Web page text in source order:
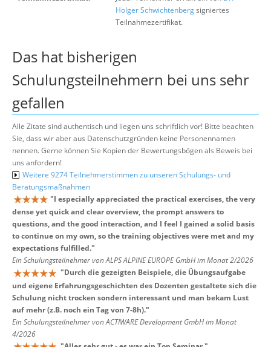
Holger Schwichtenbergsigniertes
Teilnahmezertifikat.
Das hat bisherigen
Schulungsteilnehmern bei uns sehr
gefallen
Alle Zitate sind authentisch und liegen uns schriftlich vor! Bitte beachten
Sie, dass wir aber aus Datenschutzgründen keine Personennamen
nennen. Gerne können Sie Kopien der Bewertungsbögen als Beweis bei
uns anfordern!
Weitere 9274 Teilnehmerstimmen zu unseren Schulungs- und
Beratungsmaßnahmen
"I especially appreciated the practical exercises, the very
dense yet quick and clear overview, the prompt answers to
questions, and the good interaction, and I feel I gained a solid basis
to continue on my own, so the training objectives were met and my
expectations fulfilled."
Ein Schulungsteilnehmer von ALPS ALPINE EUROPE GmbH im Monat 2/2026
"Durch die gezeigten Beispiele, die Übungsaufgabe
und eigene Erfahrungsgeschichten des Dozenten gestaltete sich die
Schulung nicht trocken sondern interessant und man bekam Lust
auf mehr (z.B. noch ein Tag von 7-8h)."
Ein Schulungsteilnehmer von ACTIWARE Development GmbH im Monat
4/2026